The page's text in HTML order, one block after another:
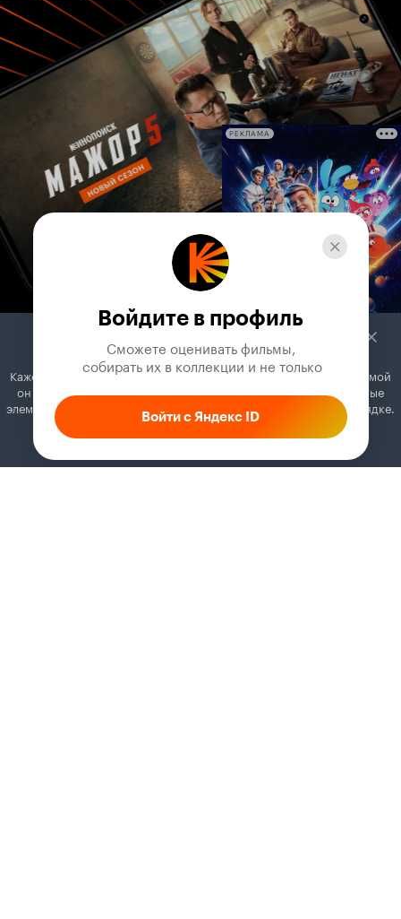
РЕКЛАМА
Войдите в профиль
Сможете оценивать фильмы,
собирать их в коллекции и не только
Войти с Яндекс ID
Кажется, вы используете блокировщик рекламы. Вместе с рекламой
он может отключать постеры, папки с фильмами и другие важные
элементы. Добавьте Кинопоиск в исключения, и всё будет в порядке.
Как это сделать